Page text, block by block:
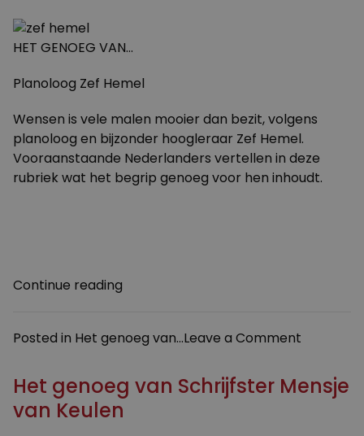
HET GENOEG VAN…
Planoloog Zef Hemel
Wensen is vele malen mooier dan bezit, volgens
planoloog en bijzonder hoogleraar Zef Hemel.
Vooraanstaande Nederlanders vertellen in deze
rubriek wat het begrip genoeg voor hen inhoudt.
Continue reading
planoloog
Hemel”
Posted in Het genoeg van...Leave a Comment
genoeg
van
Het genoeg van Schrijfster Mensje
van Keulen